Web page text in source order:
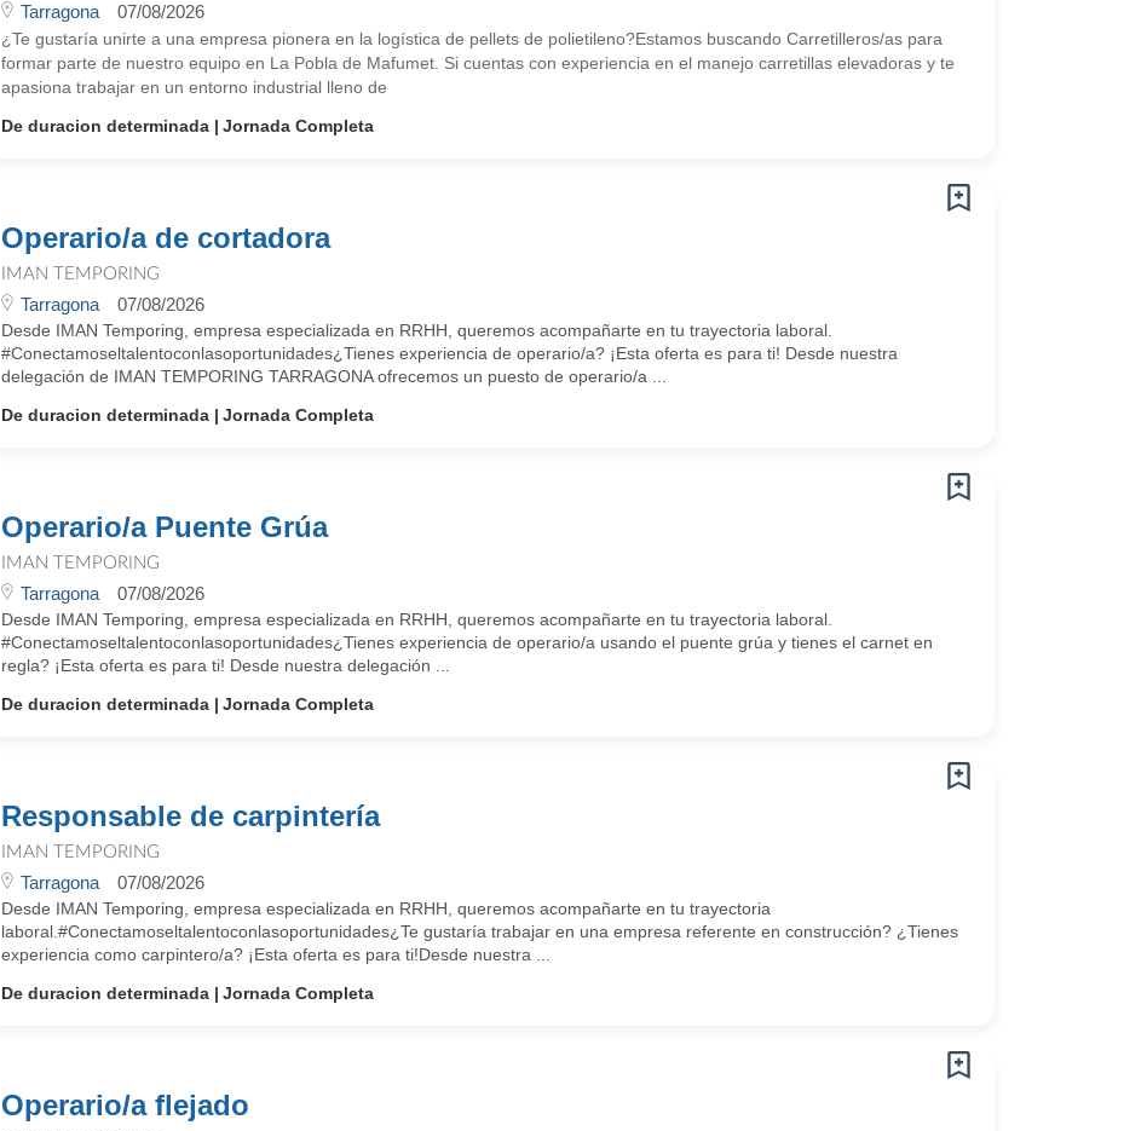
Tarragona 07/08/2026
¿Te gustaría unirte a una empresa pionera en la logística de pellets de polietileno?Estamos buscando Carretilleros/as para
formar parte de nuestro equipo en La Pobla de Mafumet. Si cuentas con experiencia en el manejo carretillas elevadoras y te
apasiona trabajar en un entorno industrial lleno de
De duracion determinada
Jornada Completa
Operario/a de cortadora
IMAN TEMPORING
Tarragona 07/08/2026
Desde IMAN Temporing, empresa especializada en RRHH, queremos acompañarte en tu trayectoria laboral.
#Conectamoseltalentoconlasoportunidades¿Tienes experiencia de operario/a? ¡Esta oferta es para ti! Desde nuestra
delegación de IMAN TEMPORING TARRAGONA ofrecemos un puesto de operario/a ...
De duracion determinada
Jornada Completa
Operario/a Puente Grúa
IMAN TEMPORING
Tarragona 07/08/2026
Desde IMAN Temporing, empresa especializada en RRHH, queremos acompañarte en tu trayectoria laboral.
#Conectamoseltalentoconlasoportunidades¿Tienes experiencia de operario/a usando el puente grúa y tienes el carnet en
regla? ¡Esta oferta es para ti! Desde nuestra delegación ...
De duracion determinada
Jornada Completa
Responsable de carpintería
IMAN TEMPORING
Tarragona 07/08/2026
Desde IMAN Temporing, empresa especializada en RRHH, queremos acompañarte en tu trayectoria
laboral.#Conectamoseltalentoconlasoportunidades¿Te gustaría trabajar en una empresa referente en construcción? ¿Tienes
experiencia como carpintero/a? ¡Esta oferta es para ti!Desde nuestra ...
De duracion determinada
Jornada Completa
Operario/a flejado